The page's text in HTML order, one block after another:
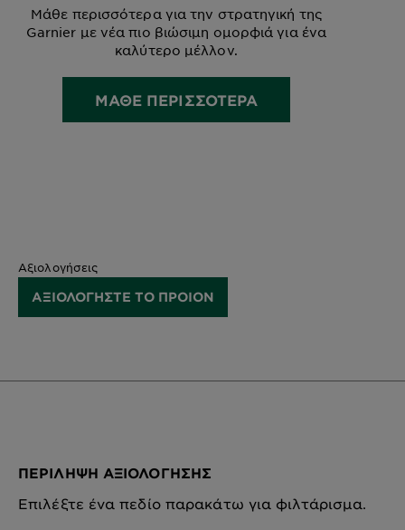
Μάθε περισσότερα για την στρατηγική της
Garnier με νέα πιο βιώσιμη ομορφιά για ένα
καλύτερο μέλλον.
ΜΑΘΕ ΠΕΡΙΣΣΟΤΕΡΑ
Αξιολογήσεις
ΑΞΙΟΛΟΓΗΣΤΕ ΤΟ ΠΡΟΙΟΝ
ΠΕΡΊΛΗΨΗ ΑΞΙΟΛΌΓΗΣΗΣ
Επιλέξτε ένα πεδίο παρακάτω για φιλτάρισμα.